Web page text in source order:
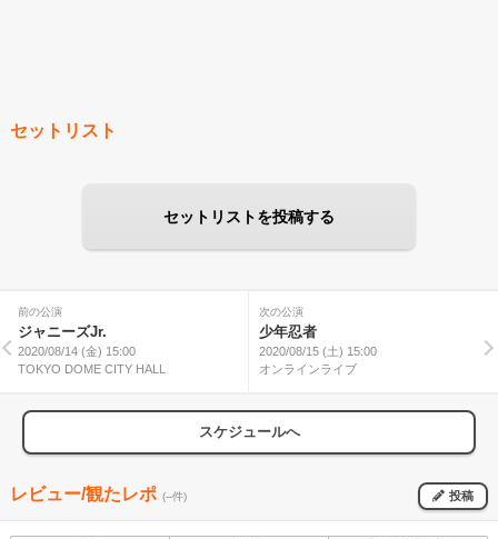
セットリスト
セットリストを投稿する
前の公演
ジャニーズJr.
2020/08/14 (金) 15:00
TOKYO DOME CITY HALL
次の公演
少年忍者
2020/08/15 (土) 15:00
オンラインライブ
スケジュールへ
レビュー/観たレポ (--件) 投稿